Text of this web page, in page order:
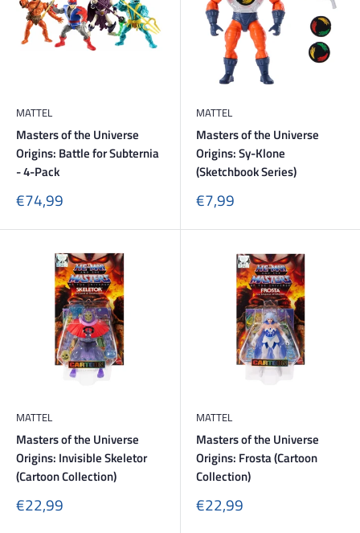
MATTEL
Masters of the Universe
Origins: Battle for Subternia
- 4-Pack
Sonderpreis
€74,99
MATTEL
Masters of the Universe
Origins: Sy-Klone
(Sketchbook Series)
Sonderpreis
€7,99
MATTEL
Masters of the Universe
Origins: Invisible Skeletor
(Cartoon Collection)
Sonderpreis
€22,99
MATTEL
Masters of the Universe
Origins: Frosta (Cartoon
Collection)
Sonderpreis
€22,99